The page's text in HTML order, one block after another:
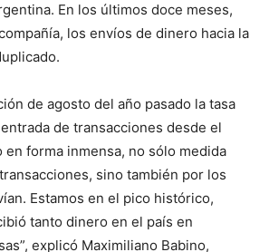
En los últimos doce meses,
los envíos de dinero hacia la
de agosto del año pasado la tasa
de transacciones desde el
forma inmensa, no sólo medida
sino también por los
Estamos en el pico histórico,
tanto dinero en el país en
explicó Maximiliano Babino,